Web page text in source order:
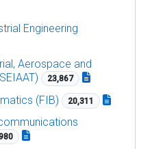
Engineering
Aerospace and
23,867
(FIB) 20,311